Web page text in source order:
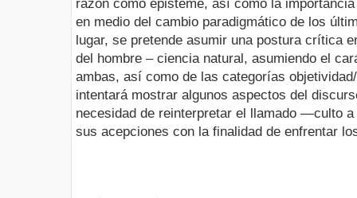
razón como episteme, así como la
en medio del cambio paradigmático de los
lugar, se pretende asumir una postura crítica
del hombre – ciencia natural, asumiendo el
ambas, así como de las categorías
intentará mostrar algunos aspectos del
necesidad de reinterpretar el llamado ―culto
sus acepciones con la finalidad de enfrentar